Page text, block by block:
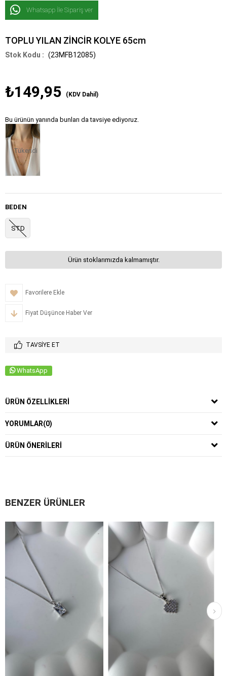
Whatsapp İle Sipariş ver
TOPLU YILAN ZİNCİR KOLYE 65cm
(23MFB12085)
₺149,95 (KDV Dahil)
Bu ürünün yanında bunları da tavsiye ediyoruz.
Tükendi
BEDEN
STD
Ürün stoklarımızda kalmamıştır.
Favorilere Ekle
Fiyat Düşünce Haber Ver
TAVSIYE ET
WhatsApp
ÜRÜN ÖZELLIKLERI
YORUMLAR(0)
ÜRÜN ÖNERILERI
BENZER ÜRÜNLER